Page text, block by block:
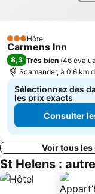
3 Étoiles
Hôtel
Carmens Inn
8,3 Très bien (46
Scamander, à 0.6 km
Sélectionnez des
les prix exacts
Consulter
Voir tous les
St Helens :